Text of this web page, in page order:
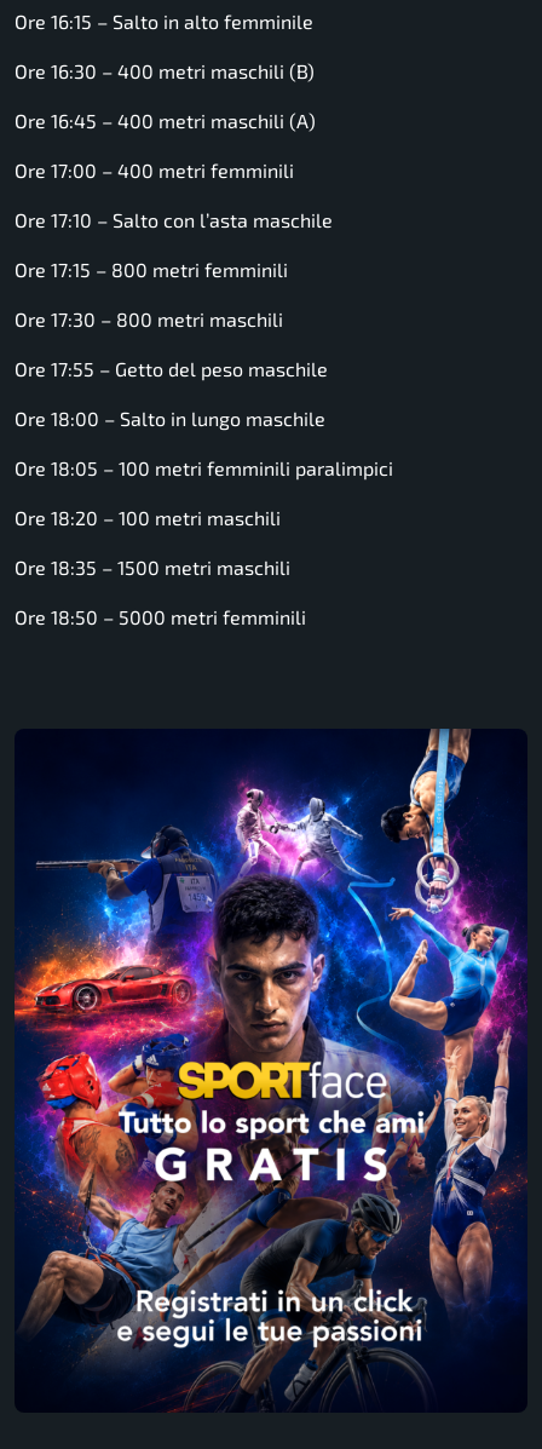
Ore 16:15 – Salto in alto femminile
Ore 16:30 – 400 metri maschili (B)
Ore 16:45 – 400 metri maschili (A)
Ore 17:00 – 400 metri femminili
Ore 17:10 – Salto con l’asta maschile
Ore 17:15 – 800 metri femminili
Ore 17:30 – 800 metri maschili
Ore 17:55 – Getto del peso maschile
Ore 18:00 – Salto in lungo maschile
Ore 18:05 – 100 metri femminili paralimpici
Ore 18:20 – 100 metri maschili
Ore 18:35 – 1500 metri maschili
Ore 18:50 – 5000 metri femminili